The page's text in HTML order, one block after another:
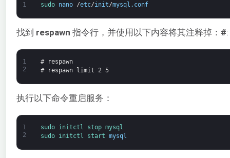
1 sudo nano /etc/init/mysql . conf
找到 respawn 指令行，并使用以下内容将其注释掉： #:
1
2
# respawn
# respawn limit 2 5
执行以下命令重启服务：
1
2
sudo initctl stop mysql
sudo initctl start mysql